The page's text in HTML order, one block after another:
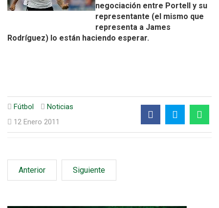
negociación entre Portell y su
representante (el mismo que
representa a James
Rodríguez) lo están haciendo esperar.
Fútbol
Noticias
12 Enero 2011
Anterior Siguiente